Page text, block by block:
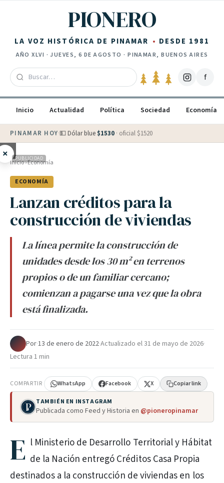
PIONERO
LA VOZ HISTÓRICA DE PINAMAR DESDE 1981
AÑOXLVI ·JUEVES, 6 DE AGOSTO · PINAMAR, BUENOS AIRES
f
Inicio Actualidad Política Sociedad Economía
PINAMAR HOY·💵 Dólar blue $1530 · oficial $1520
× PUBLICIDAD
Inicio›Economía
ECONOMÍA
Lanzan créditos para la
construcción de viviendas
La línea permite la construcción de
unidades desde los 30 m² en terrenos
propios o de un familiar cercano;
comienzan a pagarse una vez que la obra
está finalizada.
Por·13 de enero de 2022·Actualizado el31 de mayo de 2026·
Lectura 1 min
COMPARTIR WhatsApp Facebook X Copiar link
TAMBIÉN EN INSTAGRAM
Publicada como Feed y Historia en @pioneropinamar
E l Ministerio de Desarrollo Territorial y Hábitat
de la Nación entregó Créditos Casa Propia
destinados a la construcción de viviendas en los